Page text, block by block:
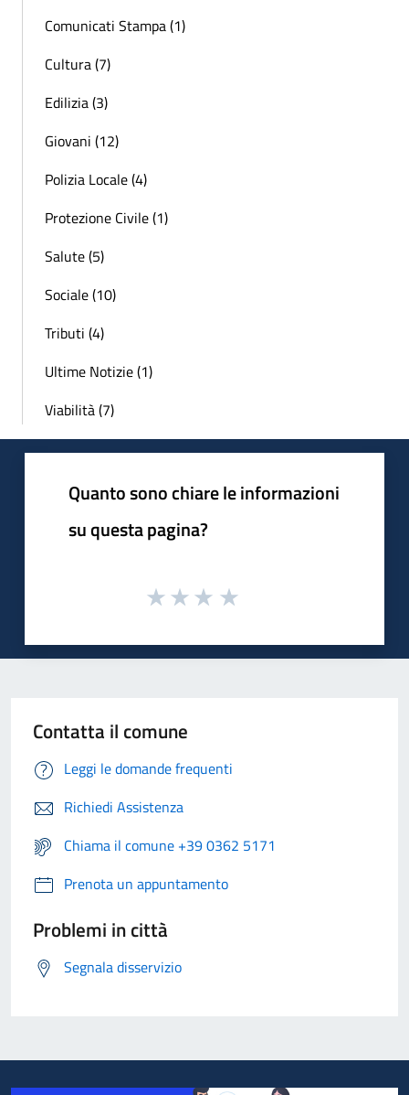
Comunicati Stampa (1)
Cultura (7)
Edilizia (3)
Giovani (12)
Polizia Locale (4)
Protezione Civile (1)
Salute (5)
Sociale (10)
Tributi (4)
Ultime Notizie (1)
Viabilità (7)
Quanto sono chiare le informazioni
su questa pagina?
Contatta il comune
Leggi le domande frequenti
Richiedi Assistenza
Chiama il comune +39 0362 5171
Prenota un appuntamento
Problemi in città
Segnala disservizio